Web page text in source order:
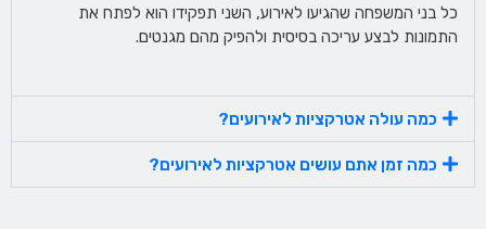
כל בני המשפחה שהגיעו לאירוע, השני תפקידו הוא לפתח את
התמונות לבצע עריכה בסיסית ולהפיק מהם מגנטים.
כמה עולה אטרקציות לאירועים?
כמה זמן אתם עושים אטרקציות לאירועים?